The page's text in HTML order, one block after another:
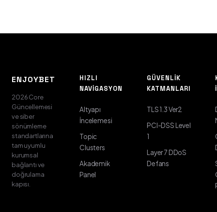
ENJOYBET
2026 Core
Güncellemesi
ve siber
sönümleme
standartlarına
tam uyumlu
kurumsal
bağlantı ve
doğrulama
kapısı.
HIZLI
NAVIGASYON
Altyapı
İncelemesi
Topic
Clusters
Akademik
Panel
GÜVENLIK
KATMANLARI
TLS 1.3 Ver2
PCI-DSS Level
1
Layer 7 DDoS
Defans